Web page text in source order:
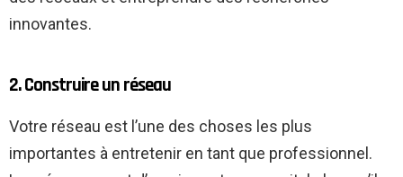
innovantes.
2. Construire un réseau
Votre réseau est l’une des choses les plus
importantes à entretenir en tant que professionnel.